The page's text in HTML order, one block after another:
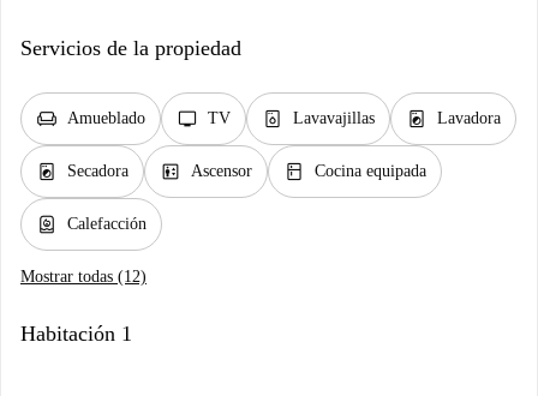
Servicios de la propiedad
chair Amueblado tv TV dishwasher_gen Lavavajillas local_laundry_service Lavadora
local_laundry_service Secadora elevator Ascensor kitchen Cocina equipada
water_heater Calefacción
Mostrar todas (12)
Habitación 1